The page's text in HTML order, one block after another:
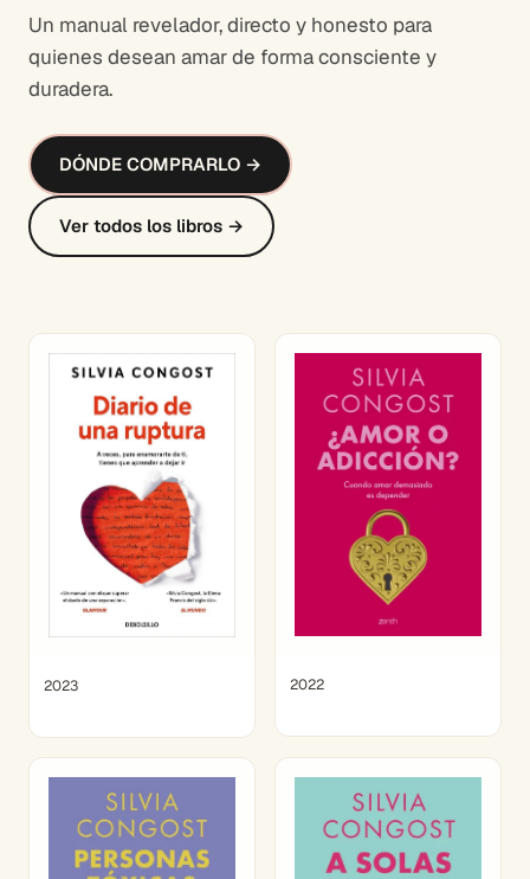
Un manual revelador, directo y honesto para
quienes desean amar de forma consciente y
duradera.
DÓNDE COMPRARLO →
Ver todos los libros →
2023 2022